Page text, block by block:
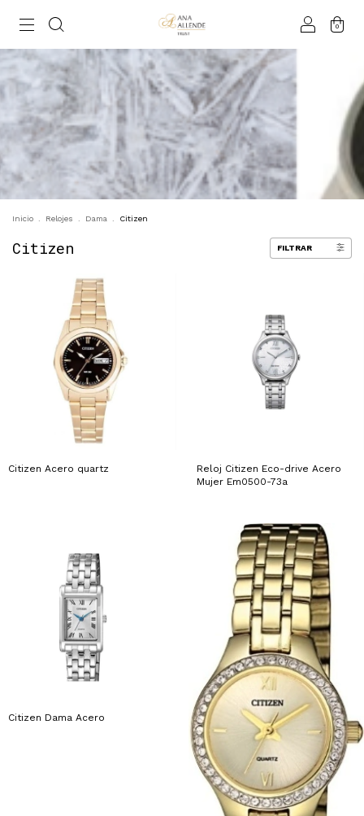
0
Inicio Relojes Dama Citizen
Citizen FILTRAR
Citizen Acero quartz
Reloj Citizen Eco-drive Acero
Mujer Em0500-73a
Citizen Dama Acero